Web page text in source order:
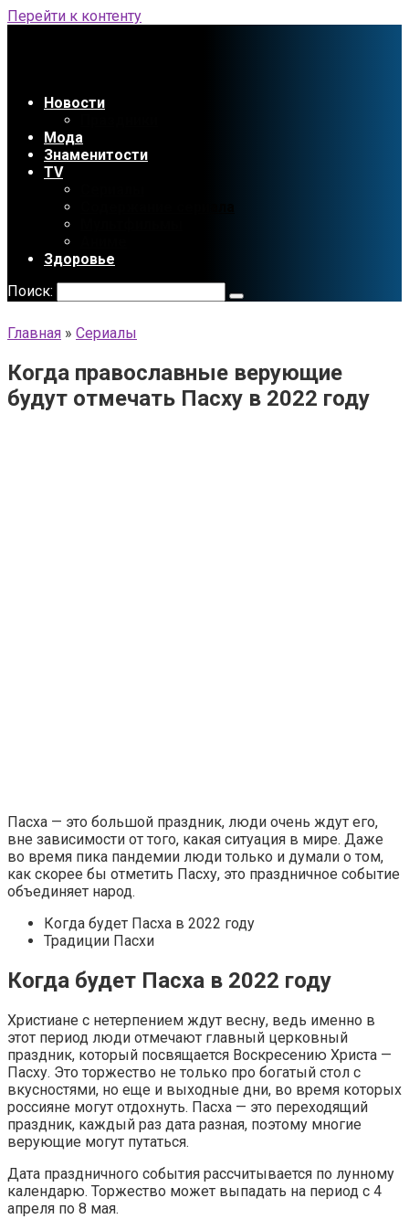
Перейти к контенту
Новости
Мода
Знаменитости
TV
Здоровье
Поиск:
Главная » Сериалы
Когда православные верующие
будут отмечать Пасху в 2022 году
Пасха — это большой праздник, люди очень ждут его,
вне зависимости от того, какая ситуация в мире. Даже
во время пика пандемии люди только и думали о том,
как скорее бы отметить Пасху, это праздничное событие
объединяет народ.
Когда будет Пасха в 2022 году
Традиции Пасхи
Когда будет Пасха в 2022 году
Христиане с нетерпением ждут весну, ведь именно в
этот период люди отмечают главный церковный
праздник, который посвящается Воскресению Христа —
Пасху. Это торжество не только про богатый стол с
вкусностями, но еще и выходные дни, во время которых
россияне могут отдохнуть. Пасха — это переходящий
праздник, каждый раз дата разная, поэтому многие
верующие могут путаться.
Дата праздничного события рассчитывается по лунному
календарю. Торжество может выпадать на период с 4
апреля по 8 мая.